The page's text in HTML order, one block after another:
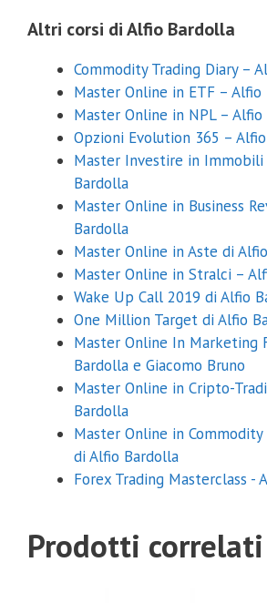
Altri corsi di Alfio Bardolla
Commodity Trading Diary –
Master Online in ETF – Alfio
Master Online in NPL –
Opzioni Evolution 365 –
Master Investire in Immobili
Bardolla
Master Online in Business
Bardolla
Master Online in Aste di
Master Online in Stralci –
Wake Up Call 2019 di Alfio
One Million Target di Alfio
Master Online In Marketing
Bardolla e Giacomo Bruno
Master Online in Cripto-
Bardolla
Master Online in Commodity
di Alfio Bardolla
Forex Trading Masterclass -
Prodotti correlati